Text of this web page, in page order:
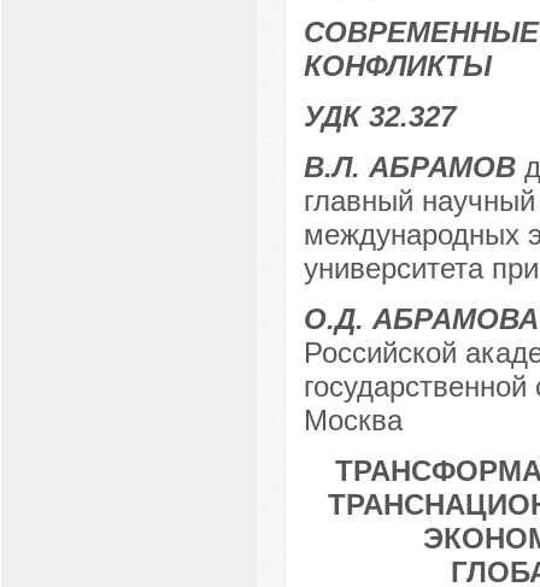
КОНФЛИКТЫ
УДК 32.327
В.Л. АБРАМОВ
главный научный
международных
университета
О.Д. АБРАМОВА
Российской
Москва